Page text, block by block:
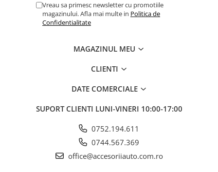
Vreau sa primesc newsletter cu promotiile
magazinului. Afla mai multe in Politica de
Confidentialitate
MAGAZINUL MEU
CLIENTI
DATE COMERCIALE
SUPORT CLIENTI LUNI-VINERI 10:00-17:00
0752.194.611
0744.567.369
office@accesoriiauto.com.ro